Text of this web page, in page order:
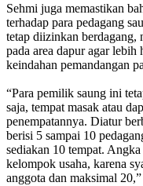
Sehmi juga memastikan
terhadap para pedagang
tetap diizinkan berdagang,
pada area dapur agar
keindahan pemandangan
“Para pemilik saung ini
saja, tempat masak atau
penempatannya. Diatur
berisi 5 sampai 10
sediakan 10 tempat.
kelompok usaha, karena
anggota dan maksimal